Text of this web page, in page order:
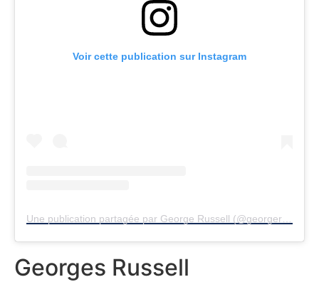
Georges Russell
Voir cette publication sur Instagram